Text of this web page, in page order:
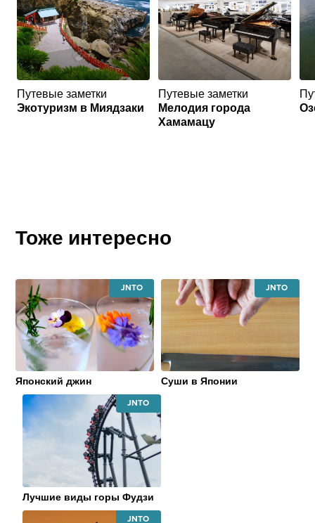
Путевые заметки
Экотуризм в Миядзаки
Путевые заметки
Мелодия города
Хамамацу
Тоже интересно
Японский джин
JAPAN
NATIONAL
TOURISM
ORGANIZATION
Суши в Японии
JAPAN
NATIONAL
TOURISM
Лучшие виды горы Фудзи
JAPAN
NATIONAL
TOURISM
ORGANIZATION